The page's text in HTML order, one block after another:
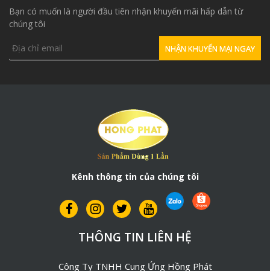
Bạn có muốn là người đầu tiên nhận khuyến mãi hấp dẫn từ
chúng tôi
Kênh thông tin của chúng tôi
THÔNG TIN LIÊN HỆ
Công Ty TNHH Cung Ứng Hồng Phát